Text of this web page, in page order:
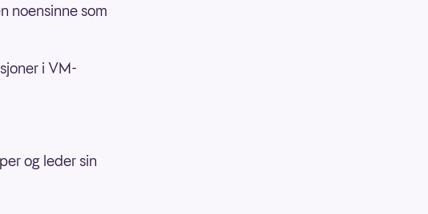
noensinne som
i VM-
og leder sin